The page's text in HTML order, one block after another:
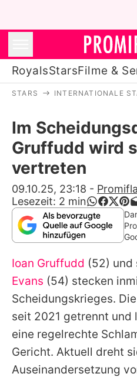
RoyalsStarsFilme &
Filme &
Familie
Promiflash
Alle Themen
App
STARS INTERNATIONALE
Im
Gruffudd wird
vertreten
09.10.25, 23:18 -
Lesezeit: 2 min
Ioan Gruffudd (52) und
Evans (54) stecken
Scheidungskrieges.
seit 2021 getrennt und
eine regelrechte
Gericht. Aktuell dreht
Auseinandersetzung